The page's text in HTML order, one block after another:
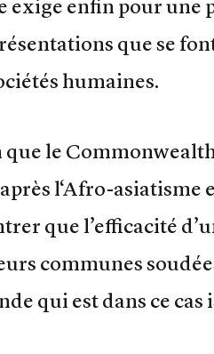
enfin pour une
que se
humaines.
que le
l‘Afro-asiatisme
que l’efficacité
communes
qui est dans ce cas